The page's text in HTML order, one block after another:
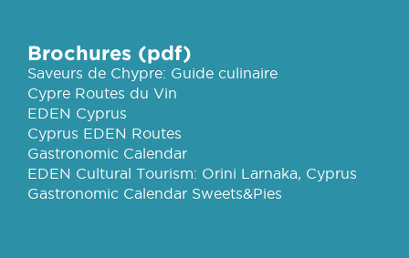
Brochures (pdf)
Saveurs de Chypre: Guide culinaire
Cypre Routes du Vin
EDEN Cyprus
Cyprus EDEN Routes
Gastronomic Calendar
EDEN Cultural Tourism: Orini Larnaka, Cyprus
Gastronomic Calendar Sweets&Pies